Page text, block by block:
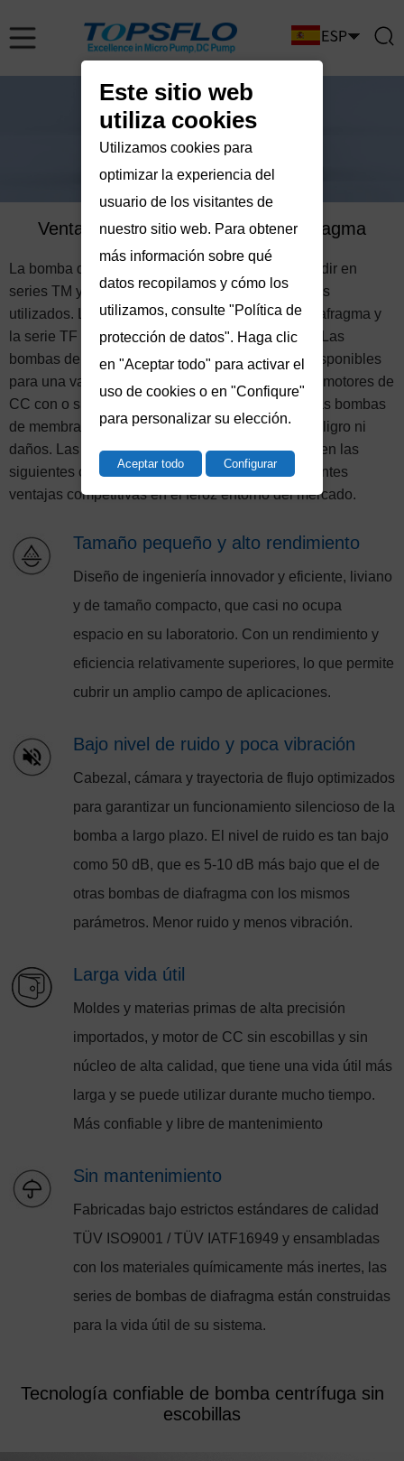
Ventajas de la bomba de microdiafragma
La bomba de diafragma TOPSFLO se puede dividir en
series TM y series TF según los diferentes medios
utilizados. La serie TM son bombas de aire de diafragma y
la serie TF son bombas de líquido de diafragma. Las
bombas de diafragma para aire y fluidos están disponibles
para una variedad de tipos de motores, incluidos motores de
CC con o sin escobillas con diferente vida útil. Las bombas
de membrana pueden funcionar en reposo sin peligro ni
daños. Las bombas de diafragma TOPSFLO tienen las
siguientes características, que le brindan importantes
ventajas competitivas en el feroz entorno del mercado.
Tamaño pequeño y alto rendimiento
Diseño de ingeniería innovador y eficiente, liviano
y de tamaño compacto, que casi no ocupa
espacio en su laboratorio. Con un rendimiento y
eficiencia relativamente superiores, lo que permite
cubrir un amplio campo de aplicaciones.
Bajo nivel de ruido y poca vibración
Cabezal, cámara y trayectoria de flujo optimizados
para garantizar un funcionamiento silencioso de la
bomba a largo plazo. El nivel de ruido es tan bajo
como 50 dB, que es 5-10 dB más bajo que el de
otras bombas de diafragma con los mismos
parámetros. Menor ruido y menos vibración.
Larga vida útil
Moldes y materias primas de alta precisión
importados, y motor de CC sin escobillas y sin
núcleo de alta calidad, que tiene una vida útil más
larga y se puede utilizar durante mucho tiempo.
Más confiable y libre de mantenimiento
Sin mantenimiento
Fabricadas bajo estrictos estándares de calidad
TÜV ISO9001 / TÜV IATF16949 y ensambladas
con los materiales químicamente más inertes, las
series de bombas de diafragma están construidas
para la vida útil de su sistema.
Tecnología confiable de bomba centrífuga sin
escobillas
Este sitio web
utiliza cookies
Utilizamos cookies para
optimizar la experiencia del
usuario de los visitantes de
nuestro sitio web. Para obtener
más información sobre qué
datos recopilamos y cómo los
utilizamos, consulte "Política de
protección de datos". Haga clic
en "Aceptar todo" para activar el
uso de cookies o en "Confiqure"
para personalizar su elección.
Aceptar todo Configurar